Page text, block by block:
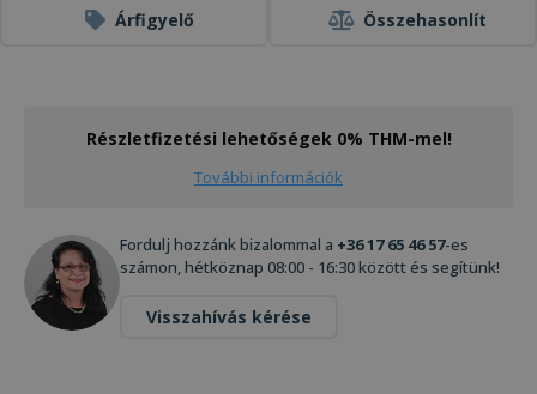
Árfigyelő Összehasonlít
Részletfizetési lehetőségek 0% THM-mel!
További információk
Fordulj hozzánk bizalommal a +36 17 65 46 57-es
számon, hétköznap 08:00 - 16:30 között és segítünk!
Visszahívás kérése